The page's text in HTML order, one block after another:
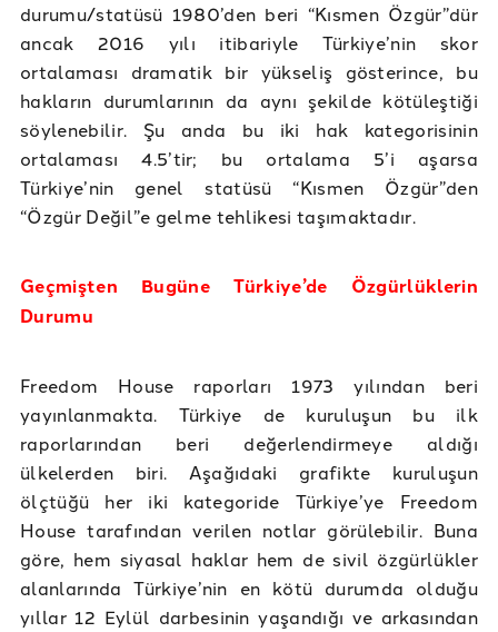
durumu/statüsü 1980’den beri “Kısmen Özgür”dür
ancak 2016 yılı itibariyle Türkiye’nin skor
ortalaması dramatik bir yükseliş gösterince, bu
hakların durumlarının da aynı şekilde kötüleştiği
söylenebilir. Şu anda bu iki hak kategorisinin
ortalaması 4.5’tir; bu ortalama 5’i aşarsa
Türkiye’nin genel statüsü “Kısmen Özgür”den
“Özgür Değil”e gelme tehlikesi taşımaktadır.
Geçmişten Bugüne Türkiye’de Özgürlüklerin
Durumu
Freedom House raporları 1973 yılından beri
yayınlanmakta. Türkiye de kuruluşun bu ilk
raporlarından beri değerlendirmeye aldığı
ülkelerden biri. Aşağıdaki grafikte kuruluşun
ölçtüğü her iki kategoride Türkiye’ye Freedom
House tarafından verilen notlar görülebilir. Buna
göre, hem siyasal haklar hem de sivil özgürlükler
alanlarında Türkiye’nin en kötü durumda olduğu
yıllar 12 Eylül darbesinin yaşandığı ve arkasından